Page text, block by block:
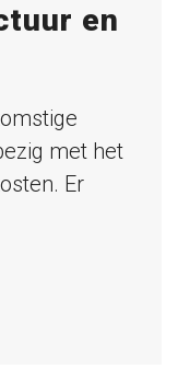
en
met het
Er